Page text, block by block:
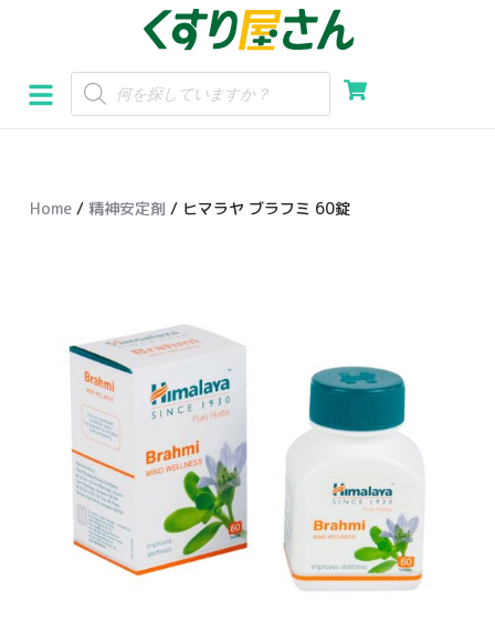
ン
テ
スHome / 精神安定剤 / ヒマラヤ ブラフミ 60錠